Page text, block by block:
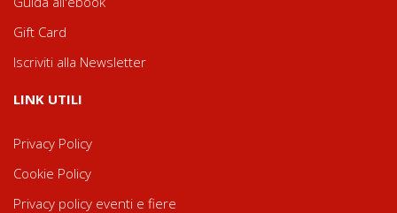
Gift Card
Iscriviti alla Newsletter
LINK UTILI
Privacy Policy
Cookie Policy
Privacy policy eventi e fiere